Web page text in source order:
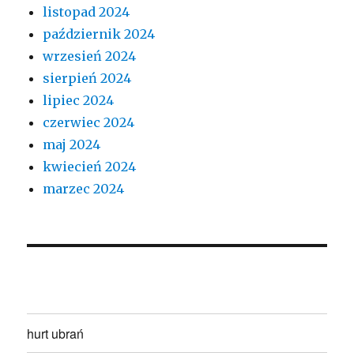
listopad 2024
październik 2024
wrzesień 2024
sierpień 2024
lipiec 2024
czerwiec 2024
maj 2024
kwiecień 2024
marzec 2024
hurt ubrań